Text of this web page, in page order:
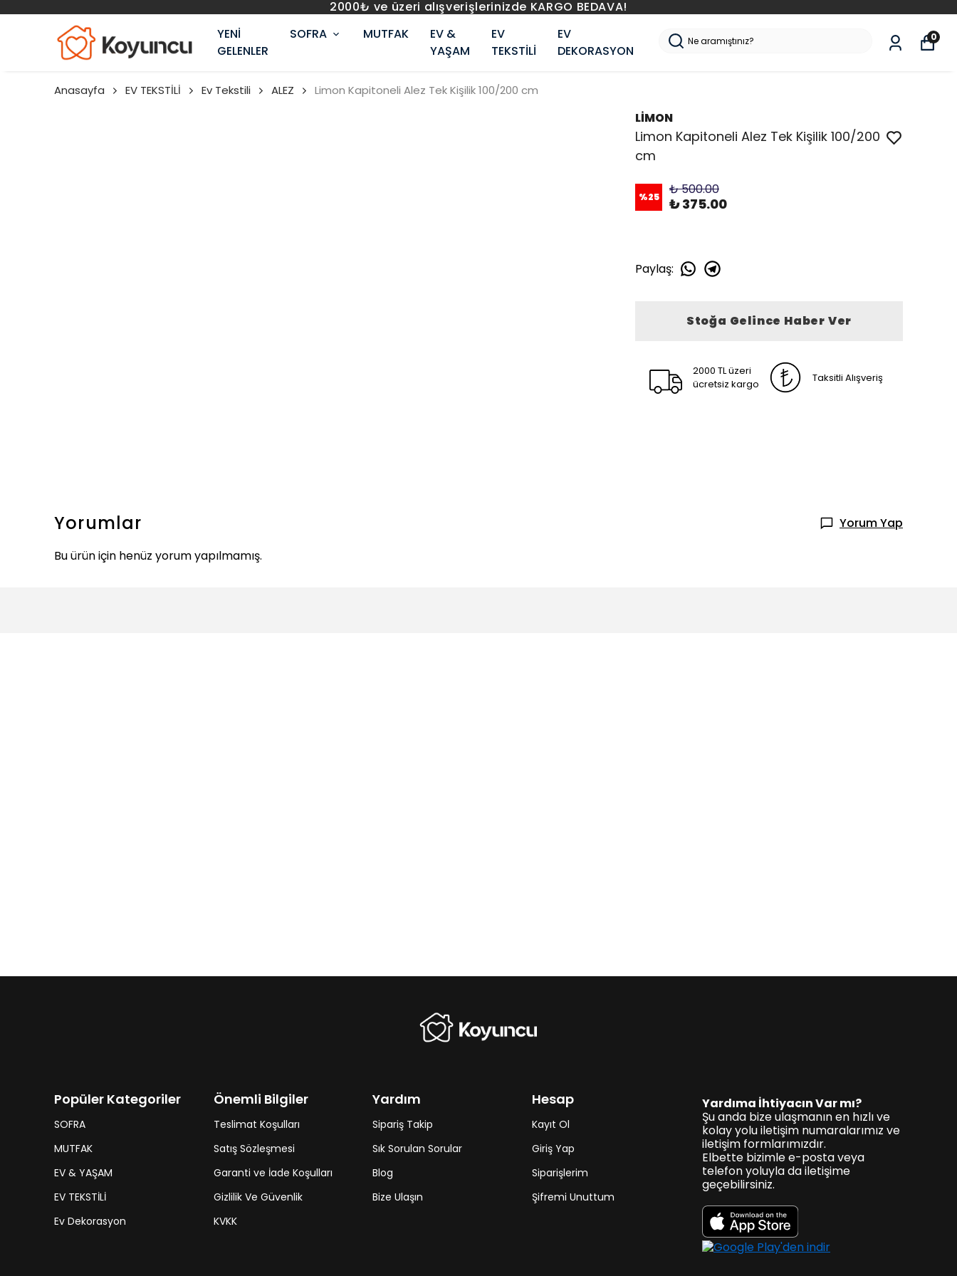
2000₺ ve üzeri alışverişlerinizde KARGO BEDAVA!
YENİ
GELENLER
SOFRA MUTFAK
EV &
YAŞAM
EV
TEKSTİLİ
EV
DEKORASYON
0
Anasayfa EV TEKSTİLİ Ev Tekstili ALEZ Limon Kapitoneli Alez Tek Kişilik 100/200 cm
LİMON
Limon Kapitoneli Alez Tek Kişilik 100/200
cm
%25 ₺ 500.00
₺ 375.00
Paylaş:
Stoğa Gelince Haber Ver
2000 TL üzeri
ücretsiz kargo
Taksitli Alışveriş
Yorumlar
Yorum Yap
Bu ürün için henüz yorum yapılmamış.
Popüler Kategoriler
SOFRA
MUTFAK
EV & YAŞAM
EV TEKSTİLİ
Ev Dekorasyon
Önemli Bilgiler
Teslimat Koşulları
Satış Sözleşmesi
Garanti ve İade Koşulları
Gizlilik Ve Güvenlik
KVKK
Yardım
Sipariş Takip
Sık Sorulan Sorular
Blog
Bize Ulaşın
Hesap
Kayıt Ol
Giriş Yap
Siparişlerim
Şifremi Unuttum
Yardıma İhtiyacın Var mı?
Şu anda bize ulaşmanın en hızlı ve
kolay yolu iletişim numaralarımız ve
iletişim formlarımızdır.
Elbette bizimle e-posta veya
telefon yoluyla da iletişime
geçebilirsiniz.